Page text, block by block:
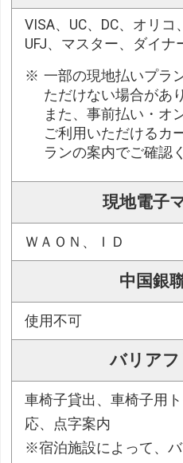
VISA、UC、DC、オリコ
UFJ、マスター、ダイナ
一部の現地払いプラ
ただけない場合があ
また、事前払い・オ
ご利用いただけるカ
ランの案内でご確認
現地電子
ＷＡＯＮ、ＩＤ
中国銀
使用不可
バリアフ
車椅子貸出、車椅子用
応、点字案内
※宿泊施設によって、